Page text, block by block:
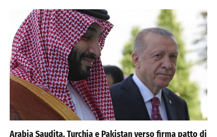
Arabia Saudita, Turchia e Pakistan verso firma patto di